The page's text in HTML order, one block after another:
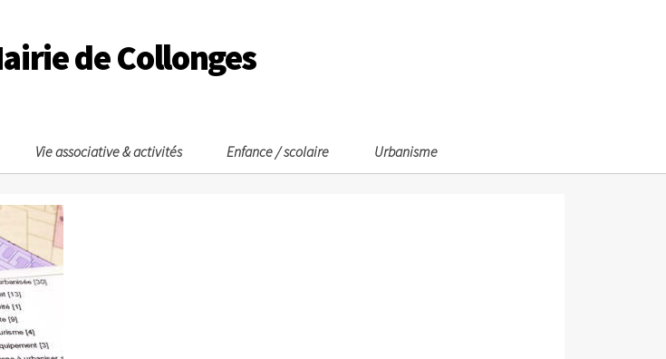
de Collonges
Vie associative & activités Enfance / scolaire Urbanisme